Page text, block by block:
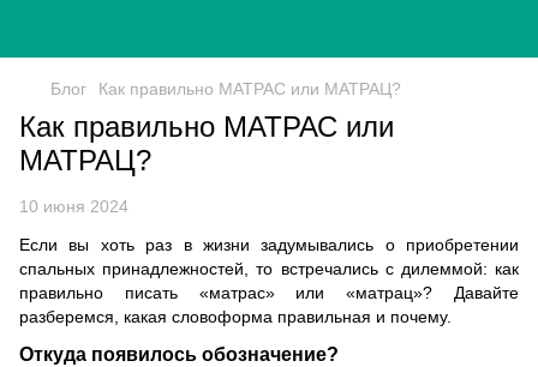
Блог Как правильно МАТРАС или МАТРАЦ?
Как правильно МАТРАС или
МАТРАЦ?
10 июня 2024
Если вы хоть раз в жизни задумывались о приобретении
спальных принадлежностей, то встречались с дилеммой: как
правильно писать «матрас» или «матрац»? Давайте
разберемся, какая словоформа правильная и почему.
Откуда появилось обозначение?